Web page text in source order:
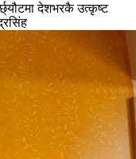
देशभरकै उत्कृष्ट